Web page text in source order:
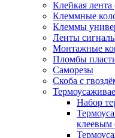
Клейкая лента
Клеммные
Клеммы
Ленты
Монтажные
Пломбы
Саморезы
Скоба с
Набор
клеевым